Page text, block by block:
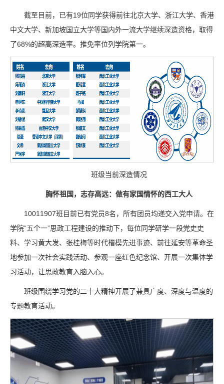
截至目前，已有19位同学获得前往北京大学、浙江大学、香港
中文大学、新加坡国立大学等国内外一流大学继续深造资格，取得
了68%的超高深造率。推免率位列学院第一。
班级当前深造情况
胸怀祖国，志存高远：做有家国情怀的西工大人
10011907班目前已有党员8名，所有团员均递交入党申请。在
学院“五个一”思政工程建设的推动下，每位同学研学一段党史史
料、学习黄大发、张桂梅等时代楷模先进事迹、前往延安等革命圣
地参加一次社会实践活动、参观一座红色纪念馆、开展一次集体学
习活动，让思政教育入脑入心。
班级围绕学习党的二十大精神开展了兼具广度、深度与温度的
专题教育活动。